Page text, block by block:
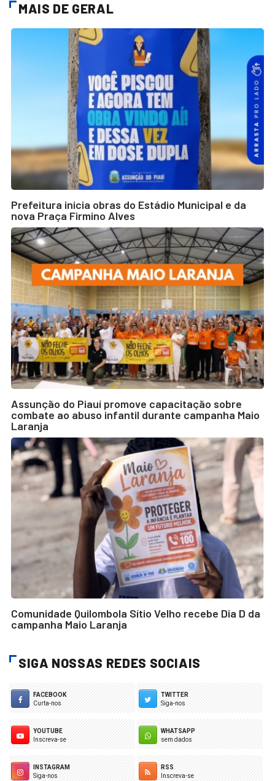
MAIS DE GERAL
Prefeitura inicia obras do Estádio Municipal e da
nova Praça Firmino Alves
Assunção do Piauí promove capacitação sobre
combate ao abuso infantil durante campanha Maio
Laranja
Comunidade Quilombola Sítio Velho recebe Dia D da
campanha Maio Laranja
SIGA NOSSAS REDES SOCIAIS
FACEBOOK
Curta-nos
TWITTER
Siga-nos
YOUTUBE
Inscreva-se
WHATSAPP
sem dados
INSTAGRAM
Siga-nos
RSS
Inscreva-se